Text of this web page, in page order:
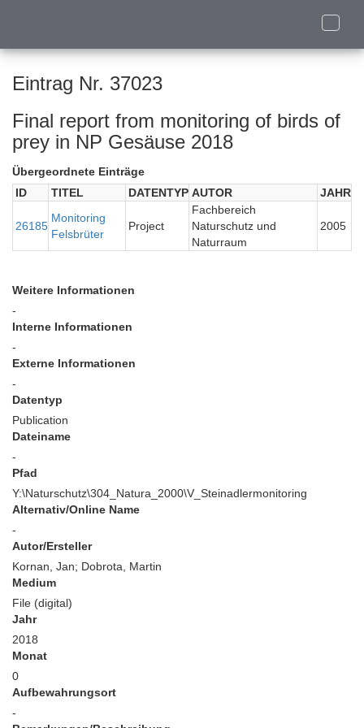
Toggle
Eintrag Nr. 37023
Final report from monitoring of birds of
prey in NP Gesäuse 2018
Übergeordnete Einträge
ID
TITEL DATENTYP AUTOR JAHR
26185
Monitoring
Felsbrüter
Project
Fachbereich
Naturschutz und
Naturraum
2005
Weitere Informationen
-
Interne Informationen
-
Externe Informationen
-
Datentyp
Publication
Dateiname
-
Pfad
Y:\Naturschutz\304_Natura_2000\V_Steinadlermonitoring
Alternativ/Online Name
-
Autor/Ersteller
Kornan, Jan; Dobrota, Martin
Medium
File (digital)
Jahr
2018
Monat
0
Aufbewahrungsort
-